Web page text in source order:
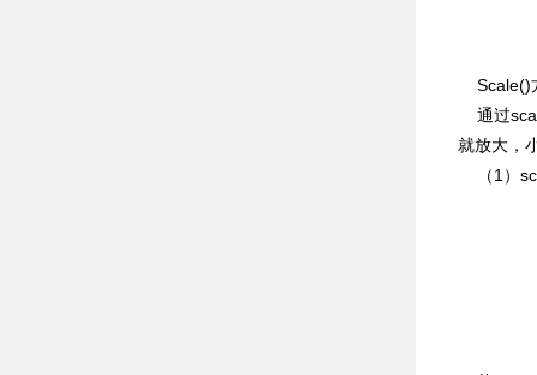
Scale()
通过
就放大，
（1）